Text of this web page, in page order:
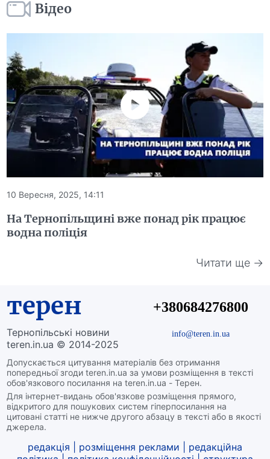
Відео
10 Вересня, 2025, 14:11
На Тернопільщині вже понад рік працює
водна поліція
Читати ще →
терен
Тернопільські новини
teren.in.ua © 2014-2025
Допускається цитування матеріалів без отримання
попередньої згоди teren.in.ua за умови розміщення в тексті
обов'язкового посилання на teren.in.ua - Терен.
Для інтернет-видань обов'язкове розміщення прямого,
відкритого для пошукових систем гіперпосилання на
цитовані статті не нижче другого абзацу в тексті або в якості
джерела.
+380684276800
info@teren.in.ua
редакція розміщення реклами
редакційна